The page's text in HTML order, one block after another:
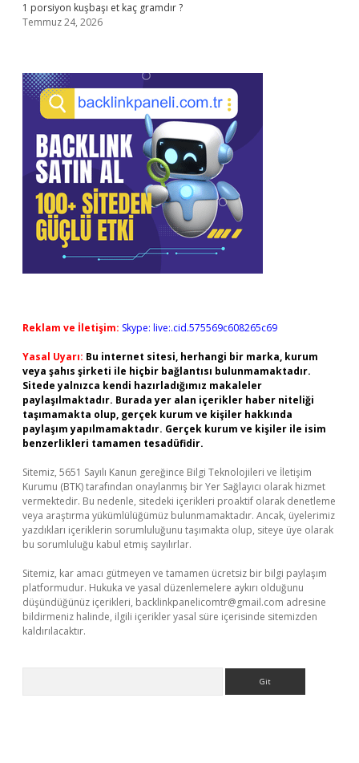
1 porsiyon kuşbaşı et kaç gramdır ?
Temmuz 24, 2026
Reklam ve İletişim: Skype: live:.cid.575569c608265c69
Yasal Uyarı: Bu internet sitesi, herhangi bir marka, kurum
veya şahıs şirketi ile hiçbir bağlantısı bulunmamaktadır.
Sitede yalnızca kendi hazırladığımız makaleler
paylaşılmaktadır. Burada yer alan içerikler haber niteliği
taşımamakta olup, gerçek kurum ve kişiler hakkında
paylaşım yapılmamaktadır. Gerçek kurum ve kişiler ile isim
benzerlikleri tamamen tesadüfidir.
Sitemiz, 5651 Sayılı Kanun gereğince Bilgi Teknolojileri ve İletişim
Kurumu (BTK) tarafından onaylanmış bir Yer Sağlayıcı olarak hizmet
vermektedir. Bu nedenle, sitedeki içerikleri proaktif olarak denetleme
veya araştırma yükümlülüğümüz bulunmamaktadır. Ancak, üyelerimiz
yazdıkları içeriklerin sorumluluğunu taşımakta olup, siteye üye olarak
bu sorumluluğu kabul etmiş sayılırlar.
Sitemiz, kar amacı gütmeyen ve tamamen ücretsiz bir bilgi paylaşım
platformudur. Hukuka ve yasal düzenlemelere aykırı olduğunu
düşündüğünüz içerikleri, backlinkpanelicomtr@gmail.com adresine
bildirmeniz halinde, ilgili içerikler yasal süre içerisinde sitemizden
kaldırılacaktır.